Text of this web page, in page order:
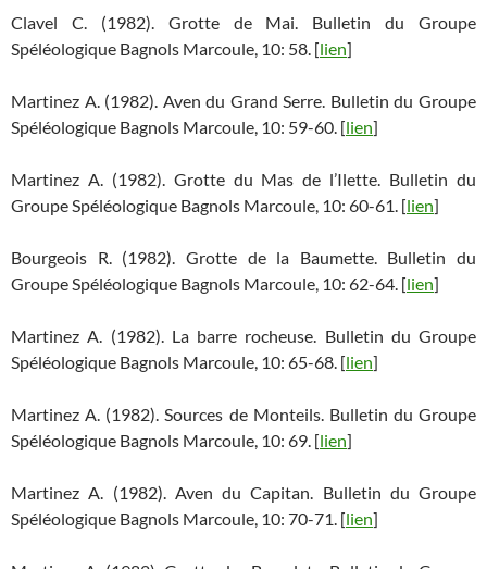
Clavel C. (1982). Grotte de Mai. Bulletin du Groupe
Spéléologique Bagnols Marcoule, 10: 58. [lien]
Martinez A. (1982). Aven du Grand Serre. Bulletin du Groupe
Spéléologique Bagnols Marcoule, 10: 59-60. [lien]
Martinez A. (1982). Grotte du Mas de l’Ilette. Bulletin du
Groupe Spéléologique Bagnols Marcoule, 10: 60-61. [lien]
Bourgeois R. (1982). Grotte de la Baumette. Bulletin du
Groupe Spéléologique Bagnols Marcoule, 10: 62-64. [lien]
Martinez A. (1982). La barre rocheuse. Bulletin du Groupe
Spéléologique Bagnols Marcoule, 10: 65-68. [lien]
Martinez A. (1982). Sources de Monteils. Bulletin du Groupe
Spéléologique Bagnols Marcoule, 10: 69. [lien]
Martinez A. (1982). Aven du Capitan. Bulletin du Groupe
Spéléologique Bagnols Marcoule, 10: 70-71. [lien]